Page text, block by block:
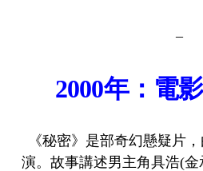
–
2000年：電
《秘密》是部奇幻懸疑片
演。故事講述男主角具浩(